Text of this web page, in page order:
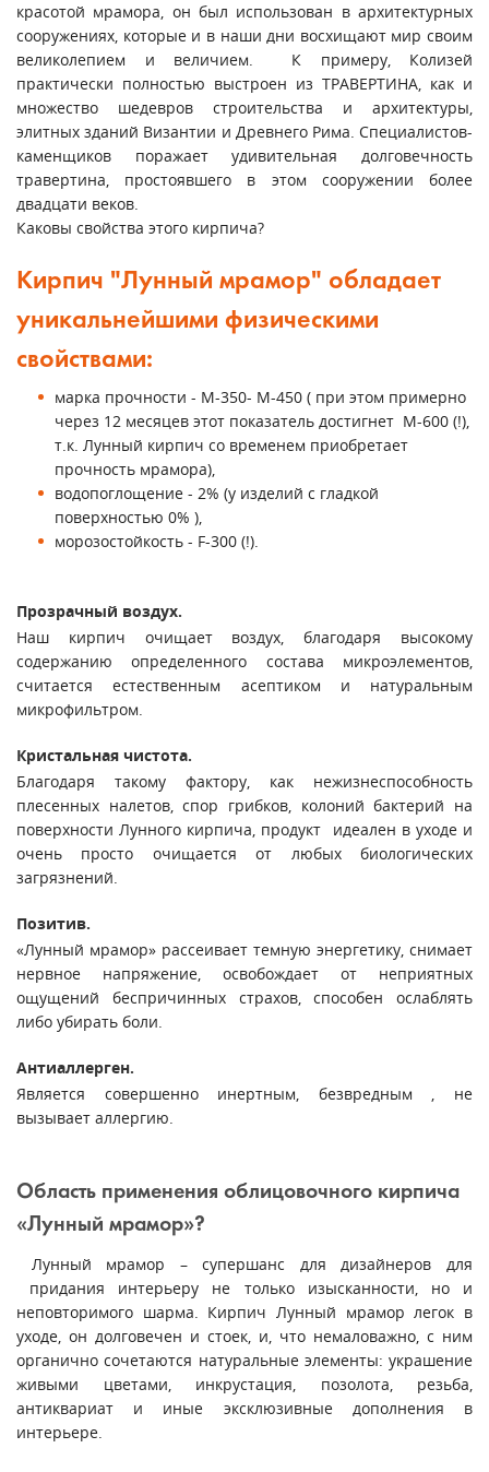
красотой мрамора, он был использован в архитектурных
сооружениях, которые и в наши дни восхищают мир своим
великолепием и величием. К примеру, Колизей
практически полностью выстроен из ТРАВЕРТИНА, как и
множество шедевров строительства и архитектуры,
элитных зданий Византии и Древнего Рима. Специалистов-
каменщиков поражает удивительная долговечность
травертина, простоявшего в этом сооружении более
двадцати веков.
Каковы свойства этого кирпича?
Кирпич "Лунный мрамор" обладает
уникальнейшими физическими
свойствами:
марка прочности - М-350- М-450 ( при этом примерно
через 12 месяцев этот показатель достигнет М-600 (!),
т.к. Лунный кирпич со временем приобретает
прочность мрамора),
водопоглощение - 2% (у изделий с гладкой
поверхностью 0% ),
морозостойкость - F-300 (!).
Прозрачный воздух.
Наш кирпич очищает воздух, благодаря высокому
содержанию определенного состава микроэлементов,
считается естественным асептиком и натуральным
микрофильтром.
Кристальная чистота.
Благодаря такому фактору, как нежизнеспособность
плесенных налетов, спор грибков, колоний бактерий на
поверхности Лунного кирпича, продукт идеален в уходе и
очень просто очищается от любых биологических
загрязнений.
Позитив.
«Лунный мрамор» рассеивает темную энергетику, снимает
нервное напряжение, освобождает от неприятных
ощущений беспричинных страхов, способен ослаблять
либо убирать боли.
Антиаллерген.
Является совершенно инертным, безвредным , не
вызывает аллергию.
Область применения облицовочного кирпича
«Лунный мрамор»?
Лунный мрамор – супершанс для дизайнеров для
придания интерьеру не только изысканности, но и
неповторимого шарма. Кирпич Лунный мрамор легок в
уходе, он долговечен и стоек, и, что немаловажно, с ним
органично сочетаются натуральные элементы: украшение
живыми цветами, инкрустация, позолота, резьба,
антиквариат и иные эксклюзивные дополнения в
интерьере.